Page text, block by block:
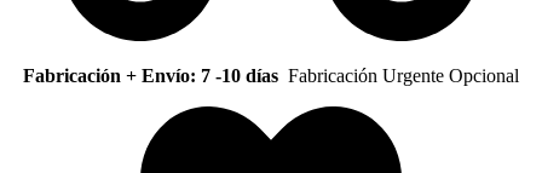
Fabricación + Envío: 7 -10 días Fabricación Urgente Opcional